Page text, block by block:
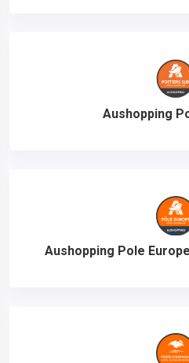
Aushopping
Aushopping Pole